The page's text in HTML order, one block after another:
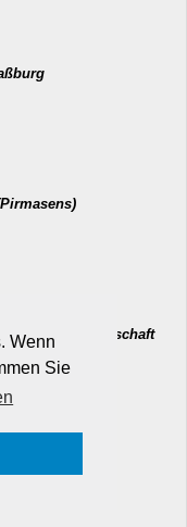
Wenn
Sie
erfüllten Partnerschaft